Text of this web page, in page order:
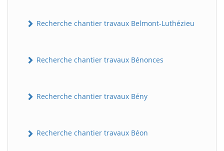
Recherche chantier travaux Belmont-Luthézieu
Recherche chantier travaux Bénonces
Recherche chantier travaux Bény
Recherche chantier travaux Béon